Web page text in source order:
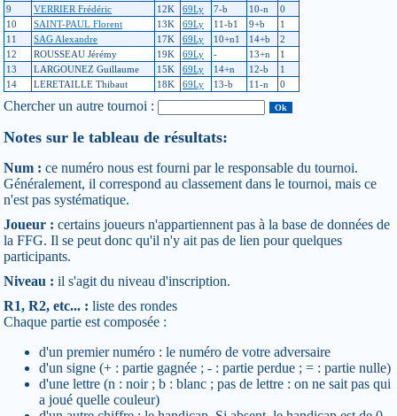
9
VERRIER Frédéric 12K 69Ly 7-b 10-n
0
10
SAINT-PAUL Florent 13K 69Ly 11-b1 9+b
1
11
SAG Alexandre 17K 69Ly 10+n1 14+b
2
12
ROUSSEAU Jérémy 19K 69Ly - 13+n
1
13
LARGOUNEZ Guillaume 15K 69Ly 14+n 12-b
1
14
LERETAILLE Thibaut 18K 69Ly 13-b 11-n 0
Chercher un autre tournoi :
Notes sur le tableau de résultats:
Num : ce numéro nous est fourni par le responsable du tournoi.
Généralement, il correspond au classement dans le tournoi, mais ce
n'est pas systématique.
Joueur : certains joueurs n'appartiennent pas à la base de données de
la FFG. Il se peut donc qu'il n'y ait pas de lien pour quelques
participants.
Niveau : il s'agit du niveau d'inscription.
R1, R2, etc... : liste des rondes
Chaque partie est composée :
d'un premier numéro : le numéro de votre adversaire
d'un signe (+ : partie gagnée ; - : partie perdue ; = : partie nulle)
d'une lettre (n : noir ; b : blanc ; pas de lettre : on ne sait pas qui
a joué quelle couleur)